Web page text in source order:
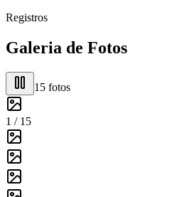
Registros
Galeria de Fotos
15 fotos
1 / 15